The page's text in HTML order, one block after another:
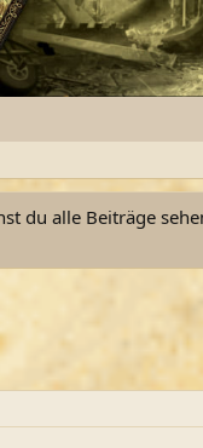
du alle Beiträge